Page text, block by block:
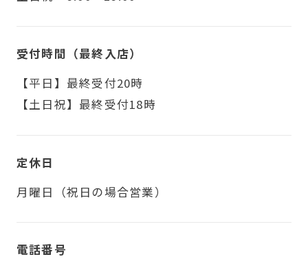
受付時間（最終入店）
【平日】最終受付20時
【土日祝】最終受付18時
定休日
月曜日（祝日の場合営業）
電話番号